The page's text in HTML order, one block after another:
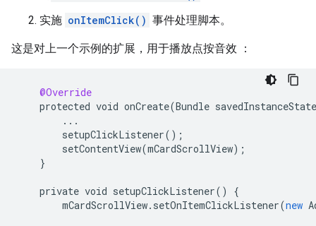
实施 onItemClick() 事件处理脚本。
这是对上一个示例的扩展，用于播放点按音效 ：
@Override
protected void onCreate(Bundle savedInstanceState
...
setupClickListener();
setContentView(mCardScrollView);
}
private void setupClickListener()
{
mCardScrollView. setOnItemClickListener(new